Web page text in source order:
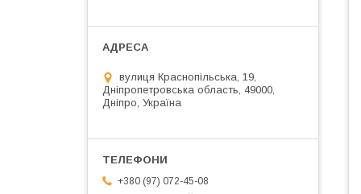
вулиця Краснопільська, 19,
Дніпропетровська область, 49000,
Дніпро, Україна
+380 (97) 072-45-08